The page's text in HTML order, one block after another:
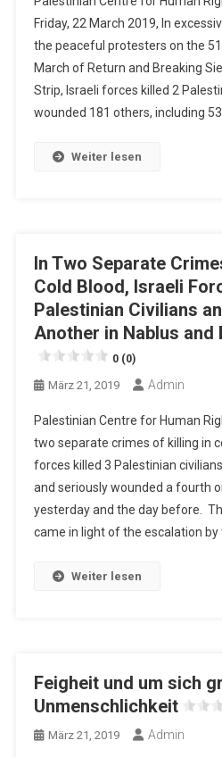
Friday, 22 March 2019, In
the peaceful protesters on the
March of Return and Breaking
Strip, Israeli forces killed 2
wounded 181 others, including
Weiter lesen
In Two Separate
Cold Blood, Israeli
Palestinian Civilians
Another in Nablus and
0 (0)
März 21, 2019 Admin
Palestinian Centre for Human
two separate crimes of killing in
forces killed 3 Palestinian
and seriously wounded a fourth
yesterday and the day before.
came in light of the escalation by
Weiter lesen
Feigheit und um sich
Unmenschlichkeit
März 21, 2019 Admin